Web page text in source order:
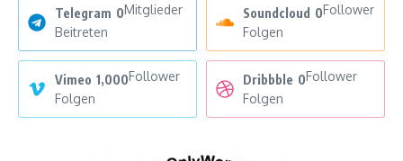
Telegram 0Mitglieder
Beitreten
Soundcloud 0Follower
Folgen
Vimeo 1,000Follower
Folgen
Dribbble 0Follower
Folgen